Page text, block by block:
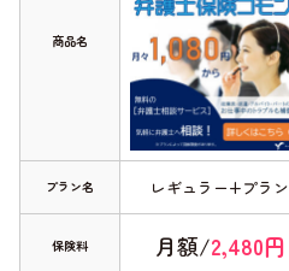
商品名
プラン名 レギュラー+プラン
保険料 月額/2,480円